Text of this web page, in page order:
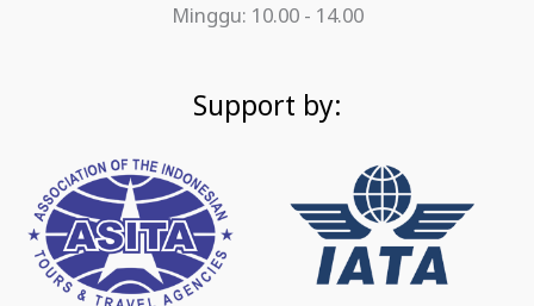
Minggu: 10.00 - 14.00
Support by: